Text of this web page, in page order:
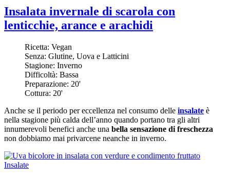
Insalata invernale di scarola con
lenticchie, arance e arachidi
Ricetta: Vegan
Senza: Glutine, Uova e Latticini
Stagione: Inverno
Difficoltà: Bassa
Preparazione: 20'
Cottura: 20'
Anche se il periodo per eccellenza nel consumo delle insalate è
nella stagione più calda dell’anno quando portano tra gli altri
innumerevoli benefici anche una bella sensazione di freschezza
non dobbiamo mai privarcene neanche in inverno.
Insalate